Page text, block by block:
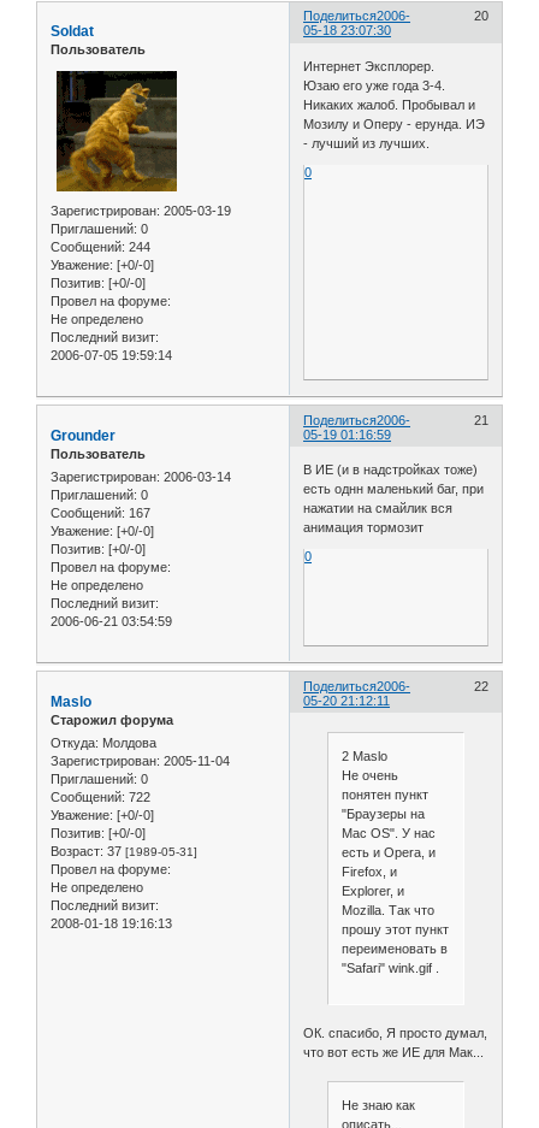
Поделиться 20
2006-
05-18 23:07:30
Soldat
Пользователь
Зарегистрирован: 2005-03-19
Приглашений: 0
Сообщений: 244
Уважение: [+0/-0]
Позитив: [+0/-0]
Провел на форуме:
Не определено
Последний визит:
2006-07-05 19:59:14
Интернет Эксплорер.
Юзаю его уже года 3-4.
Никаких жалоб. Пробывал и
Мозилу и Оперу - ерунда. ИЭ
- лучший из лучших.
0
Поделиться 21
2006-
05-19 01:16:59
Grounder
Пользователь
Зарегистрирован: 2006-03-14
Приглашений: 0
Сообщений: 167
Уважение: [+0/-0]
Позитив: [+0/-0]
Провел на форуме:
Не определено
Последний визит:
2006-06-21 03:54:59
В ИЕ (и в надстройках тоже)
есть однн маленький баг, при
нажатии на смайлик вся
анимация тормозит
0
Поделиться 22
2006-
05-20 21:12:11
Maslo
Старожил форума
Откуда: Молдова
Зарегистрирован: 2005-11-04
Приглашений: 0
Сообщений: 722
Уважение: [+0/-0]
Позитив: [+0/-0]
Возраст: 37 [1989-05-31]
Провел на форуме:
Не определено
Последний визит:
2008-01-18 19:16:13
2 Maslo
Не очень
понятен пункт
"Браузеры на
Mac OS". У нас
есть и Opera, и
Firefox, и
Explorer, и
Mozilla. Так что
прошу этот пункт
переименовать в
"Safari" wink.gif .
ОК. спасибо, Я просто думал,
что вот есть же ИЕ для Мак...
Не знаю как
описать...